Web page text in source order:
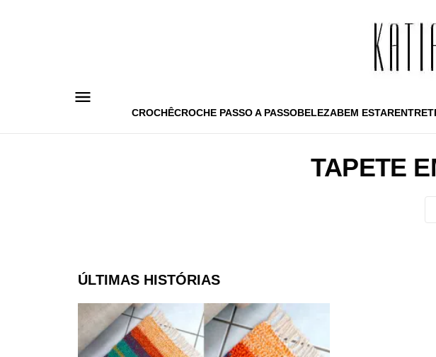
CROCHÊCROCHE PASSO A PASSOBELEZABEM ESTAR
TAPETE
ÚLTIMAS HISTÓRIAS